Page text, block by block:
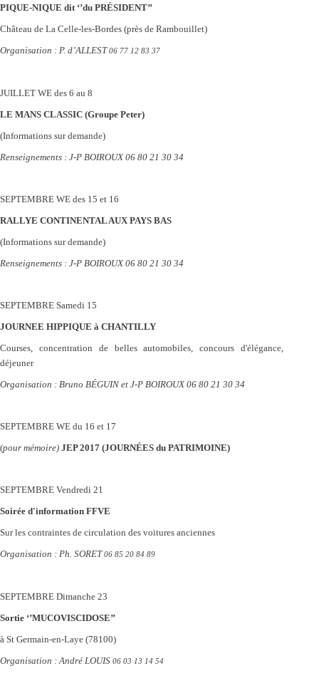
PIQUE-NIQUE dit ‘’du PRÉSIDENT’’
Château de La Celle-les-Bordes (près de Rambouillet)
Organisation : P. d’ALLEST06 77 12 83 37
JUILLET WE des 6 au 8
LE MANS CLASSIC (Groupe Peter)
(Informations sur demande)
Renseignements : J-P BOIROUX 06 80 21 30 34
SEPTEMBRE WE des 15 et 16
RALLYE CONTINENTAL AUX PAYS BAS
(Informations sur demande)
Renseignements : J-P BOIROUX 06 80 21 30 34
SEPTEMBRE Samedi 15
JOURNEE HIPPIQUE à CHANTILLY
Courses, concentration de belles automobiles, concours d'élégance,
déjeuner
Organisation : Bruno BÉGUIN et J-P BOIROUX 06 80 21 30 34
SEPTEMBRE WE du 16 et 17
(pour mémoire) JEP 2017 (JOURNÉES du PATRIMOINE)
SEPTEMBRE Vendredi 21
Soirée d'information FFVE
Sur les contraintes de circulation des voitures anciennes
Organisation : Ph. SORET06 85 20 84 89
SEPTEMBRE Dimanche 23
Sortie ‘’MUCOVISCIDOSE’’
à St Germain-en-Laye (78100)
Organisation : André LOUIS 06 03 13 14 54